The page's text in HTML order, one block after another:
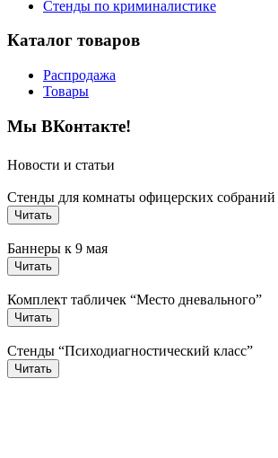
Стенды по криминалистике
Каталог товаров
Распродажа
Товары
Мы ВКонтакте!
Новости и статьи
Стенды для комнаты офицерских собраний
Читать
Баннеры к 9 мая
Читать
Комплект табличек “Место дневального”
Читать
Стенды “Психодиагностический класс”
Читать